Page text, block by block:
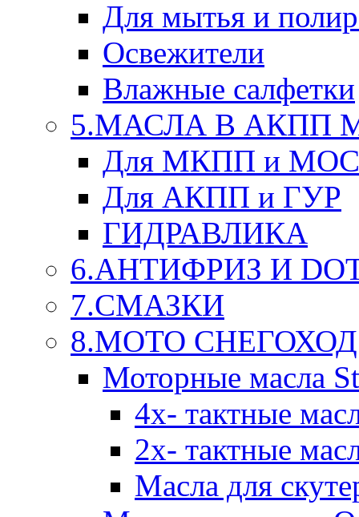
Для мытья и
Освежители
Влажные салфетки
5.МАСЛА В АКПП
Для МКПП и
Для АКПП и ГУР
ГИДРАВЛИКА
6.АНТИФРИЗ И
7.СМАЗКИ
8.МОТО
Моторные масла
4х- тактные
2х- тактные
Масла для